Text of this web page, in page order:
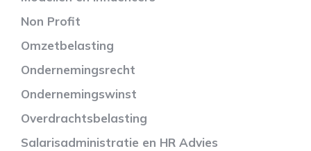
Non Profit
Omzetbelasting
Ondernemingsrecht
Ondernemingswinst
Overdrachtsbelasting
Salarisadministratie en HR Advies